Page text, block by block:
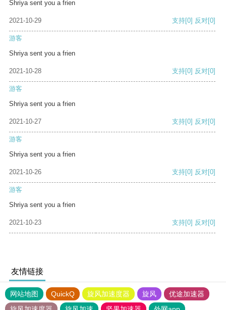
Shriya sent you a frien
2021-10-29 支持[0] 反对[0]
游客
Shriya sent you a frien
2021-10-28 支持[0] 反对[0]
游客
Shriya sent you a frien
2021-10-27 支持[0] 反对[0]
游客
Shriya sent you a frien
2021-10-26 支持[0] 反对[0]
游客
Shriya sent you a frien
2021-10-23 支持[0] 反对[0]
友情链接
网站地图 QuickQ 旋风加速度器 旋风
优途加速器